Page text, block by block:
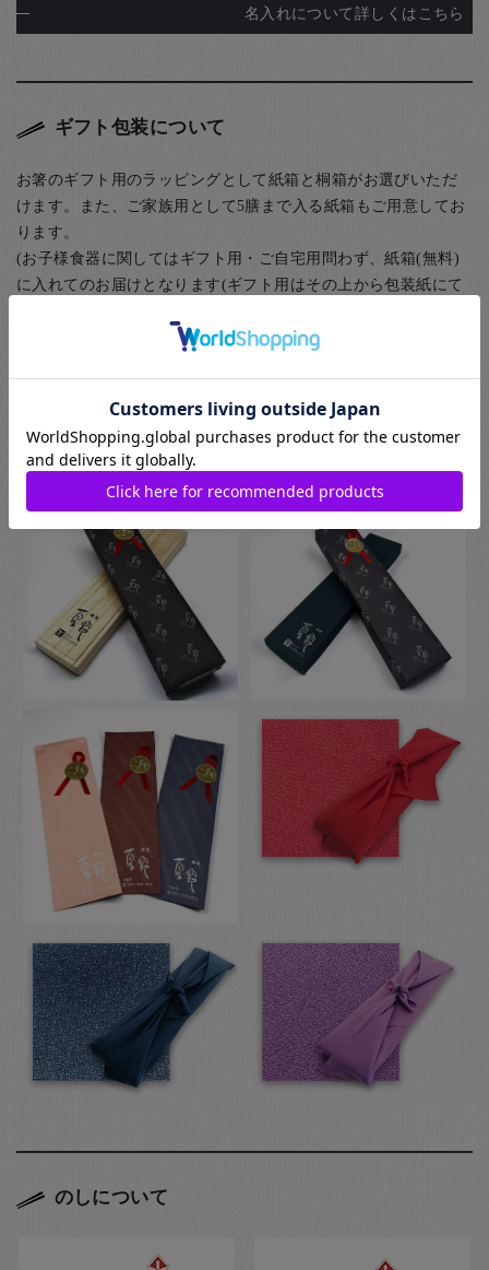
名入れについて詳しくはこちら
ギフト包装について
お箸のギフト用のラッピングとして紙箱と桐箱がお選びいただ
けます。また、ご家族用として5膳まで入る紙箱もご用意してお
ります。
(お子様食器に関してはギフト用・ご自宅用問わず、紙箱(無料)
に入れてのお届けとなります(ギフト用はその上から包装紙にて
お箸用のギフトボックスをご注文いただいた方は、￥440-(税別)
でさらに風呂敷でのラッピングもご指定いただけます。日本の
伝統的な贈り物のスタイルで、お箸のプレゼントにぴったりな
包装です。
のしについて